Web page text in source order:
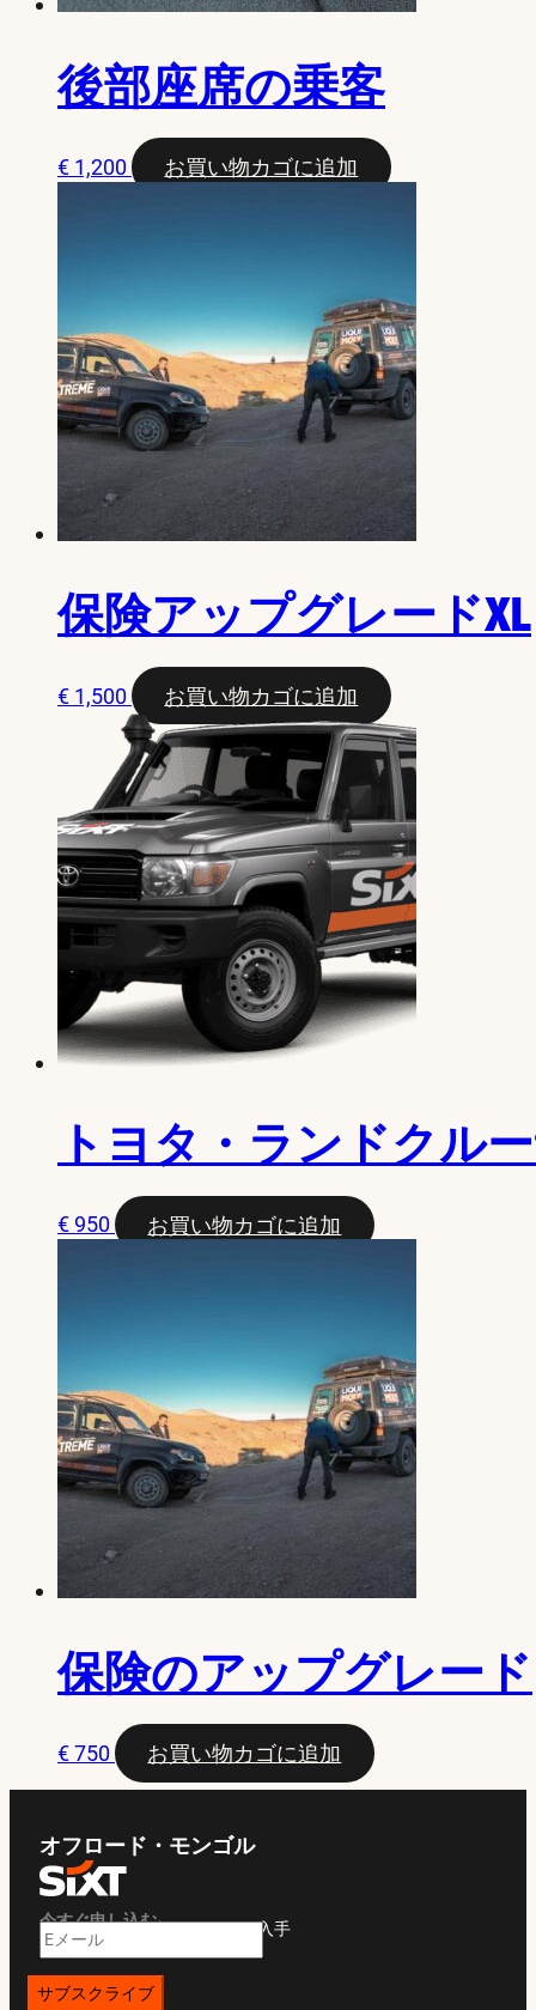
後部座席の乗客
€ 1,200 お買い物カゴに追加
保険アップグレードXL
€ 1,500 お買い物カゴに追加
トヨタ・ランドクル
€950 お買い物カゴに追加
保険のアップグレード
€750 お買い物カゴに追加
オフロード・モンゴル
今すぐ申し込む
限定オファーや旅行ガイドを入手
サブスクライブ